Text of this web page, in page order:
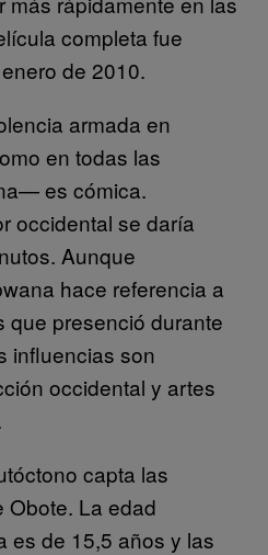
completa fue
de 2010.
armada en
en todas las
es cómica.
occidental se daría
Aunque
hace referencia a
que presenció durante
influencias son
occidental y artes
capta las
Obote. La edad
es de 15,5 años y las